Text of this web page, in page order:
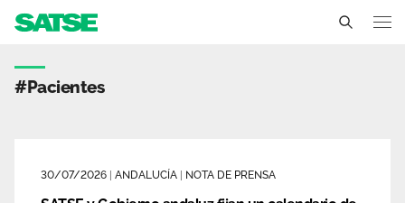
Andalucía
Etiqueta - Andalucía
#pacientes
30/07/2026 ANDALUCÍA NOTA DE PRENSA